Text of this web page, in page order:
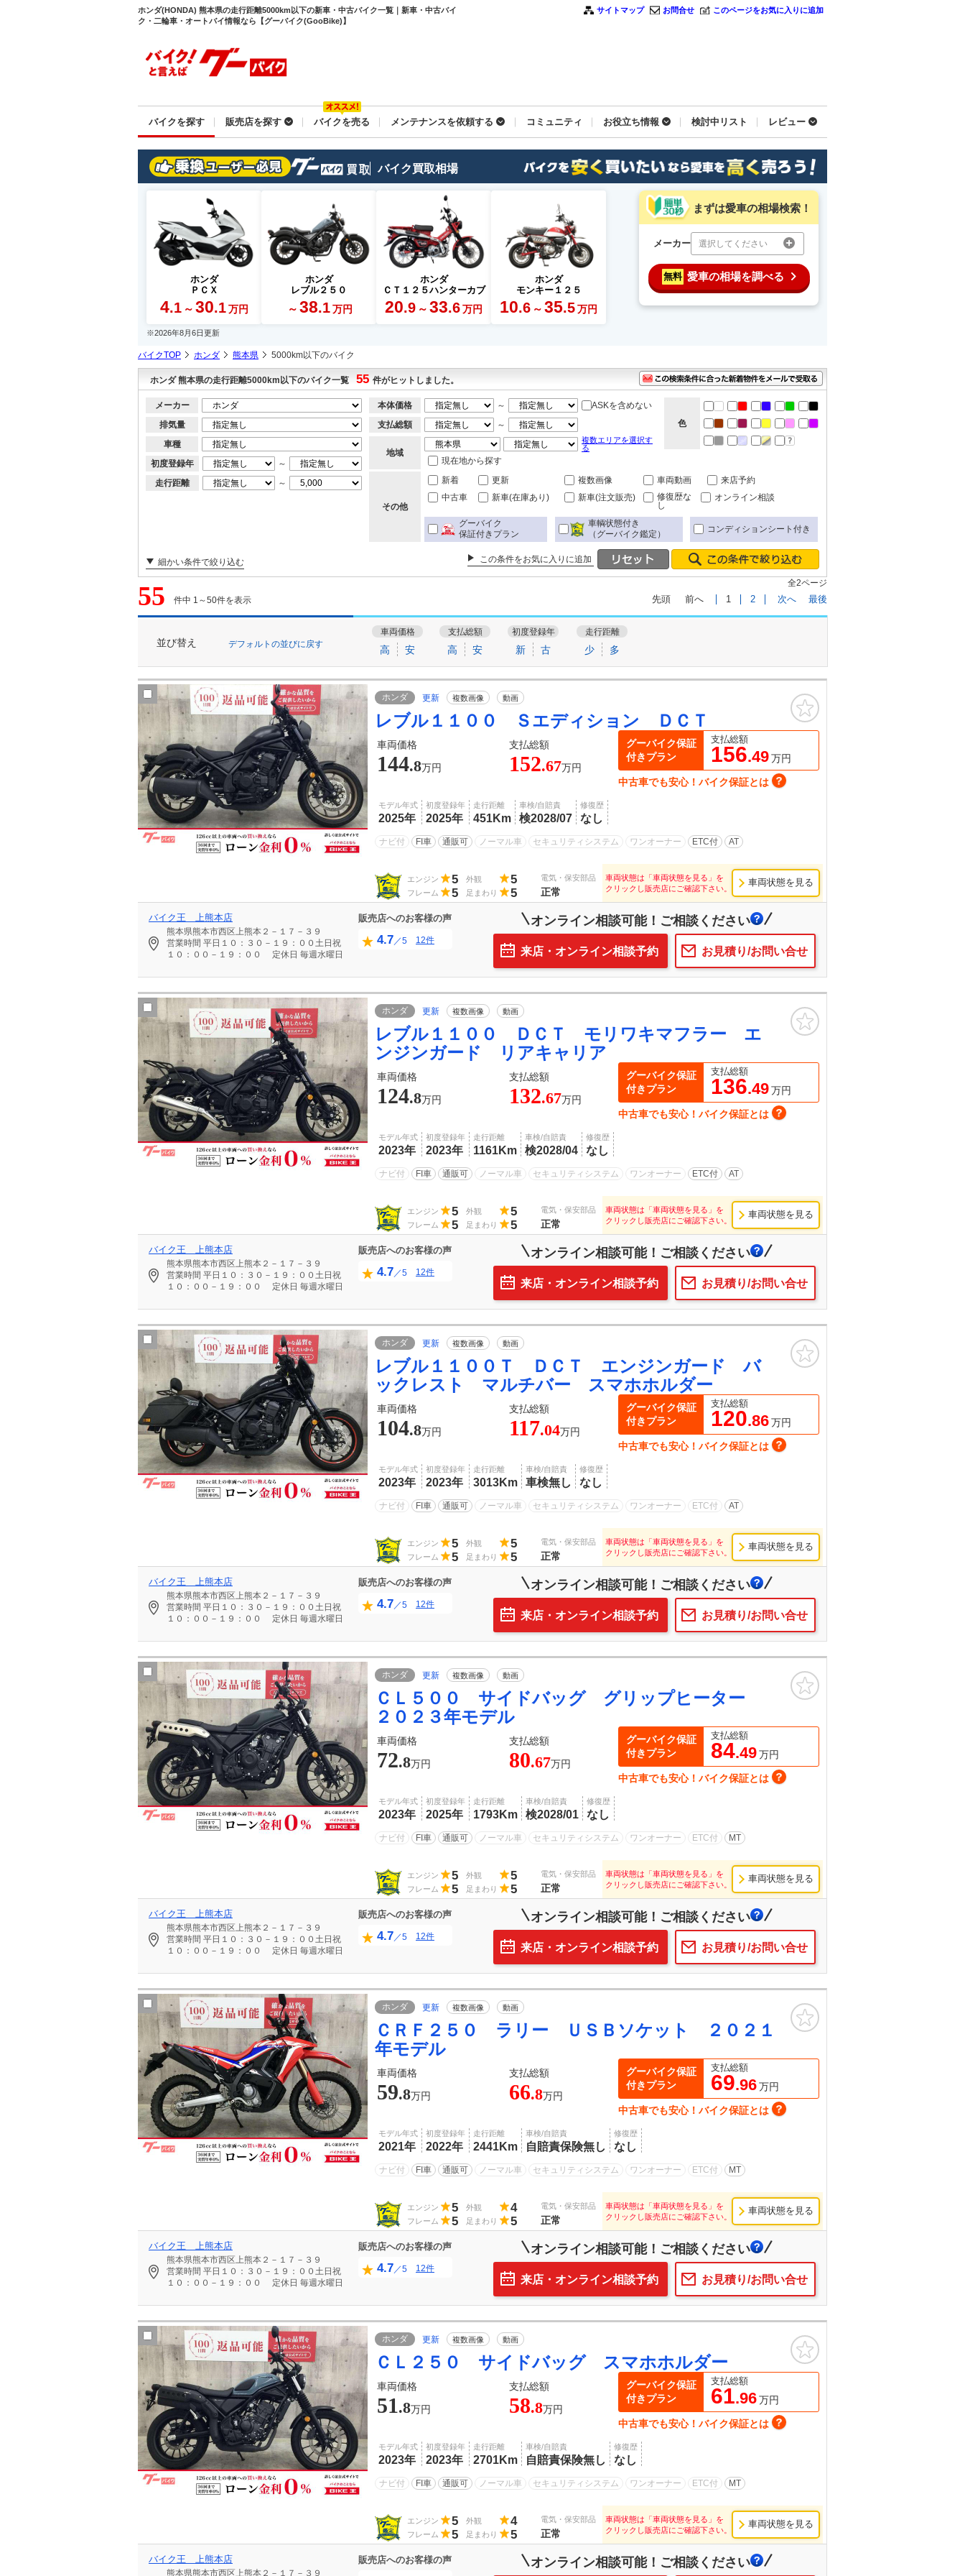
ホンダ(HONDA) 熊本県の走行距離5000km以下の新車・中古バイク一覧｜新車・中古バイ
ク・二輪車・オートバイ情報なら【グーバイク(GooBike)】
サイトマップ お問合せ このページをお気に入りに追加
バイクを探す 販売店を探す バイクを売る メンテナンスを依頼する コミュニティ お役立ち情報 検討中リスト レビュー
バイク買取相場
ホンダ
ＰＣＸ
4.1 ～ 30.1 万円
ホンダ
レブル２５０
～ 38.1 万円
ホンダ
ＣＴ１２５ハンターカブ
20.9 ～ 33.6万円
ホンダ
モンキー１２５
10.6 ～ 35.5万円
まずは愛車の相場検索！
メーカー 選択してください
無料 愛車の相場を調べる
※2026年8月6日更新
バイクTOP ホンダ 熊本県 5000km以下のバイク
ホンダ 熊本県の走行距離5000km以下のバイク一覧 55 件がヒットしました。
メーカー
排気量
車種
初度登録年
～
走行距離
～
本体価格 ～
ASKを含めない
支払総額
～
地域
複数エリアを選択す
る
現在地から探す
色
その他
新着 更新 複数画像 車両動画
来店予約
中古車
新車(在庫あり) 新車(注文販売)
修復歴な
し
オンライン相談
グーバイク
保証付きプラン
車輌状態付き
（グーバイク鑑定）
コンディションシート付き
細かい条件で絞り込む この条件をお気に入りに追加
55 件中 1～50件を表示
全2ページ
先頭 前へ 1 2 次へ 最後
並び替え デフォルトの並びに戻す
車両価格
高 安
支払総額
高 安
初度登録年
新 古
走行距離
少 多
ホンダ 更新 複数画像 動画
レブル１１００ Ｓエディション ＤＣＴ
車両価格 支払総額
144.8万円 152.67万円
モデル年式
2025年
初度登録年
2025年
走行距離
451Km
車検/自賠責
検2028/07
修復歴
なし
ナビ付 FI車 通販可 ノーマル車 セキュリティシステム ワンオーナー ETC付 AT
グーバイク保証
付きプラン
支払総額
156.49万円
中古車でも安心！バイク保証とは
エンジン 5 外観 5
フレーム 5 足まわり 5
電気・保安部品
正常
車両状態は「車両状態を見る」を
クリックし販売店にご確認下さい。
車両状態を見る
バイク王 上熊本店
熊本県熊本市西区上熊本２－１７－３９
営業時間 平日１０：３０－１９：００土日祝
１０：００－１９：００
定休日 毎週水曜日
販売店へのお客様の声
4.7／5 12件
オンライン相談可能！ご相談ください
お見積り/お問い合せ
来店・オンライン相談予約
ホンダ 更新 複数画像 動画
レブル１１００ ＤＣＴ モリワキマフラー エ
ンジンガード リアキャリア
車両価格 支払総額
124.8万円 132.67万円
モデル年式
2023年
初度登録年
2023年
走行距離
1161Km
車検/自賠責
検2028/04
修復歴
なし
ナビ付 FI車 通販可 ノーマル車 セキュリティシステム ワンオーナー ETC付 AT
グーバイク保証
付きプラン
支払総額
136.49万円
中古車でも安心！バイク保証とは
エンジン 5 外観 5
フレーム 5 足まわり 5
電気・保安部品
正常
車両状態は「車両状態を見る」を
クリックし販売店にご確認下さい。
車両状態を見る
バイク王 上熊本店
熊本県熊本市西区上熊本２－１７－３９
営業時間 平日１０：３０－１９：００土日祝
１０：００－１９：００
定休日 毎週水曜日
販売店へのお客様の声
4.7／5 12件
オンライン相談可能！ご相談ください
お見積り/お問い合せ
来店・オンライン相談予約
ホンダ 更新 複数画像 動画
レブル１１００Ｔ ＤＣＴ エンジンガード バ
ックレスト マルチバー スマホホルダー
車両価格 支払総額
104.8万円 117.04万円
モデル年式
2023年
初度登録年
2023年
走行距離
3013Km
車検/自賠責
車検無し
修復歴
なし
ナビ付 FI車 通販可 ノーマル車 セキュリティシステム ワンオーナー ETC付 AT
グーバイク保証
付きプラン
支払総額
120.86万円
中古車でも安心！バイク保証とは
エンジン 5 外観 5
フレーム 5 足まわり 5
電気・保安部品
正常
車両状態は「車両状態を見る」を
クリックし販売店にご確認下さい。
車両状態を見る
バイク王 上熊本店
熊本県熊本市西区上熊本２－１７－３９
営業時間 平日１０：３０－１９：００土日祝
１０：００－１９：００
定休日 毎週水曜日
販売店へのお客様の声
4.7／5 12件
オンライン相談可能！ご相談ください
お見積り/お問い合せ
来店・オンライン相談予約
ホンダ 更新 複数画像 動画
ＣＬ５００ サイドバッグ グリップヒーター
２０２３年モデル
車両価格 支払総額
72.8万円 80.67万円
モデル年式
2023年
初度登録年
2025年
走行距離
1793Km
車検/自賠責
検2028/01
修復歴
なし
ナビ付 FI車 通販可 ノーマル車 セキュリティシステム ワンオーナー ETC付 MT
グーバイク保証
付きプラン
支払総額
84.49万円
中古車でも安心！バイク保証とは
エンジン 5 外観 5
フレーム 5 足まわり 5
電気・保安部品
正常
車両状態は「車両状態を見る」を
クリックし販売店にご確認下さい。
車両状態を見る
バイク王 上熊本店
熊本県熊本市西区上熊本２－１７－３９
営業時間 平日１０：３０－１９：００土日祝
１０：００－１９：００
定休日 毎週水曜日
販売店へのお客様の声
4.7／5 12件
オンライン相談可能！ご相談ください
お見積り/お問い合せ
来店・オンライン相談予約
ホンダ 更新 複数画像 動画
ＣＲＦ２５０ ラリー ＵＳＢソケット ２０２１
年モデル
車両価格 支払総額
59.8万円 66.8万円
モデル年式
2021年
初度登録年
2022年
走行距離
2441Km
車検/自賠責
自賠責保険無し
修復歴
なし
ナビ付 FI車 通販可 ノーマル車 セキュリティシステム ワンオーナー ETC付 MT
グーバイク保証
付きプラン
支払総額
69.96万円
中古車でも安心！バイク保証とは
エンジン 5 外観 4
フレーム 5 足まわり 5
電気・保安部品
正常
車両状態は「車両状態を見る」を
クリックし販売店にご確認下さい。
車両状態を見る
バイク王 上熊本店
熊本県熊本市西区上熊本２－１７－３９
営業時間 平日１０：３０－１９：００土日祝
１０：００－１９：００
定休日 毎週水曜日
販売店へのお客様の声
4.7／5 12件
オンライン相談可能！ご相談ください
お見積り/お問い合せ
来店・オンライン相談予約
ホンダ 更新 複数画像 動画
ＣＬ２５０ サイドバッグ スマホホルダー
車両価格 支払総額
51.8万円 58.8万円
モデル年式
2023年
初度登録年
2023年
走行距離
2701Km
車検/自賠責
自賠責保険無し
修復歴
なし
ナビ付 FI車 通販可 ノーマル車 セキュリティシステム ワンオーナー ETC付 MT
グーバイク保証
付きプラン
支払総額
61.96万円
中古車でも安心！バイク保証とは
エンジン 5 外観 4
フレーム 5 足まわり 5
電気・保安部品
正常
車両状態は「車両状態を見る」を
クリックし販売店にご確認下さい。
車両状態を見る
バイク王 上熊本店
熊本県熊本市西区上熊本２－１７－３９
販売店へのお客様の声 オンライン相談可能！ご相談ください